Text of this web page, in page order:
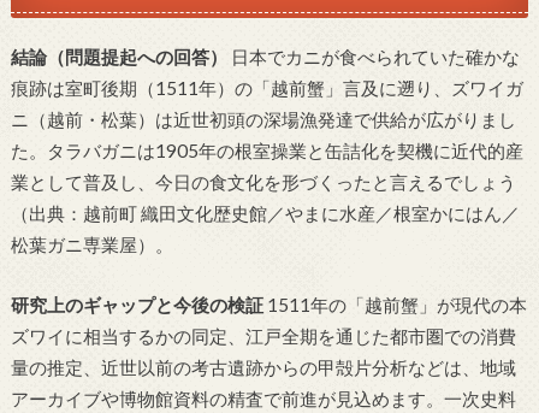
結論（問題提起への回答）
日本でカニが食べられていた確かな
痕跡は室町後期（1511年）の「越前蟹」言及に遡り、ズワイガ
ニ（越前・松葉）は近世初頭の深場漁発達で供給が広がりまし
た。タラバガニは1905年の根室操業と缶詰化を契機に近代的産
業として普及し、今日の食文化を形づくったと言えるでしょう
（出典：越前町 織田文化歴史館／やまに水産／根室かにはん／
松葉ガニ専業屋）。
研究上のギャップと今後の検証1511年の「越前蟹」が現代の本
ズワイに相当するかの同定、江戸全期を通じた都市圏での消費
量の推定、近世以前の考古遺跡からの甲殻片分析などは、地域
アーカイブや博物館資料の精査で前進が見込めます。一次史料